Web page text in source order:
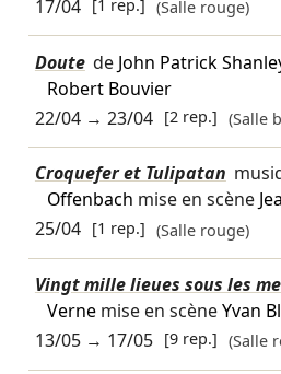
17/04 [1 rep.] (Salle rouge)
Doute de John Patrick
Robert Bouvier
22/04→ 23/04 [2 rep.] (Salle
Croquefer et Tulipatan
Offenbach mise en scène
25/04 [1 rep.] (Salle rouge)
Vingt mille lieues sous les
Vernemise en scèneYvan
13/05→ 17/05 [9 rep.] (Salle